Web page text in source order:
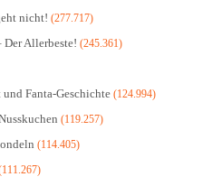
nicht! (277.717)
Allerbeste! (245.361)
Fanta-Geschichte (124.994)
(119.257)
(114.405)